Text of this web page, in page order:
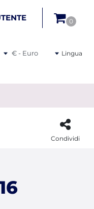
0
Seleziona una valutaLingua
Condividi